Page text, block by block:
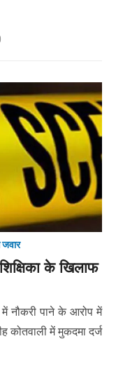
जवार
के खिलाफ
में नौकरी पाने के आरोप में
में मुकदमा दर्ज